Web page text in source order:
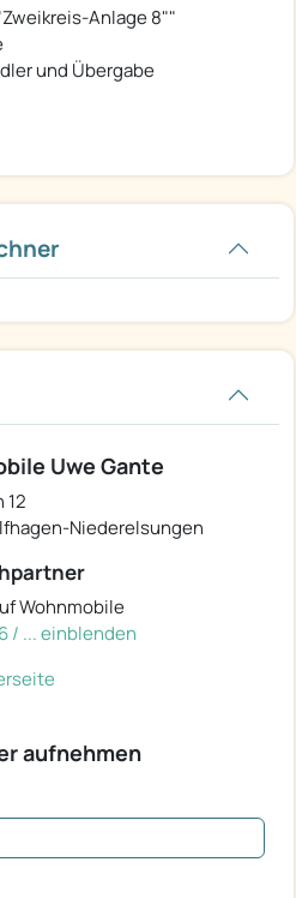
Anlage 8""
und Übergabe
Uwe Gante
12
Niederelsungen
Wohnmobile
/ ... einblenden
aufnehmen